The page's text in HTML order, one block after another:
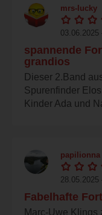
mrs-lucky
03.06.2025
spannende
grandios
Dieser 2.Band
Spurenfinder
Kinder Ada und
papilionna
28.05.2025
Fabelhafte
Marc-Uwe Klings